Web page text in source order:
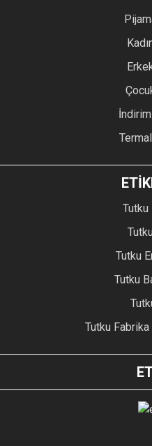
Tutku
Tutku
Tutku
Tutku Fabrika